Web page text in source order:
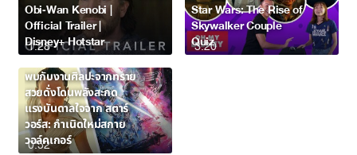
1:28
Obi-Wan Kenobi |
Official Trailer |
Disney+ Hotstar
3:20
Star Wars: The Rise of
Skywalker Couple
Quiz
0:52
พบกับงานศิลปะจากทราย
สวยดั่งโดนพลังสะกด
แรงบันดาลใจจาก สตาร์
วอร์ส: กำเนิดใหม่สกาย
วอล์คเกอร์